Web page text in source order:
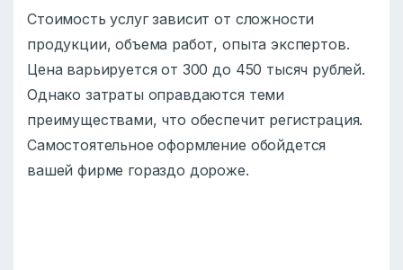
Стоимость услуг зависит от сложности
продукции, объема работ, опыта экспертов.
Цена варьируется от 300 до 450 тысяч рублей.
Однако затраты оправдаются теми
преимуществами, что обеспечит регистрация.
Самостоятельное оформление обойдется
вашей фирме гораздо дороже.